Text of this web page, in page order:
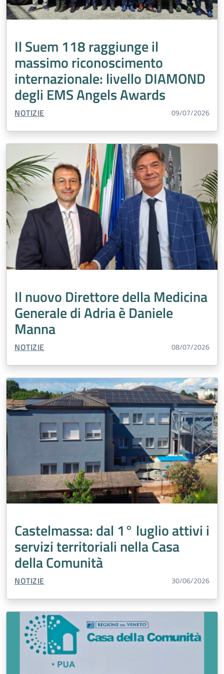
Il Suem 118 raggiunge il
massimo riconoscimento
internazionale: livello DIAMOND
degli EMS Angels Awards
TIPO CONTENUTO:
NOTIZIE 09/07/2026
Il nuovo Direttore della Medicina
Generale di Adria è Daniele
Manna
TIPO CONTENUTO:
NOTIZIE 08/07/2026
Castelmassa: dal 1° luglio attivi i
servizi territoriali nella Casa
della Comunità
TIPO CONTENUTO:
NOTIZIE 30/06/2026